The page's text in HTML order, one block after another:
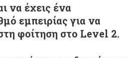
να έχεις ένα
εμπειρίας για να
φοίτηση στο Level 2.